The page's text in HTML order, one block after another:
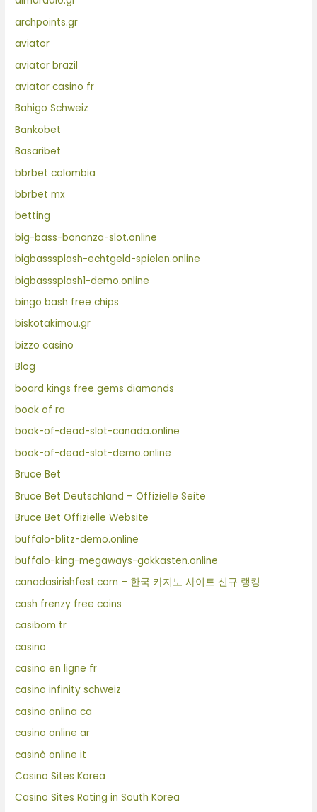
archpoints.gr
aviator
aviator brazil
aviator casino fr
Bahigo Schweiz
Bankobet
Basaribet
bbrbet colombia
bbrbet mx
betting
big-bass-bonanza-slot.online
bigbasssplash-echtgeld-spielen.online
bigbasssplash1-demo.online
bingo bash free chips
biskotakimou.gr
bizzo casino
Blog
board kings free gems diamonds
book of ra
book-of-dead-slot-canada.online
book-of-dead-slot-demo.online
Bruce Bet
Bruce Bet Deutschland – Offizielle Seite
Bruce Bet Offizielle Website
buffalo-blitz-demo.online
buffalo-king-megaways-gokkasten.online
canadasirishfest.com – 한국 카지노 사이트 신규 랭킹
cash frenzy free coins
casibom tr
casino
casino en ligne fr
casino infinity schweiz
casino onlina ca
casino online ar
casinò online it
Casino Sites Korea
Casino Sites Rating in South Korea